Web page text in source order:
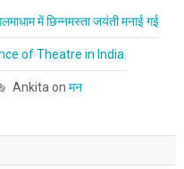
गलमाधाम में छिन्नमस्ता जयंती मनाई गई
of Theatre in India.
Ankita on मन